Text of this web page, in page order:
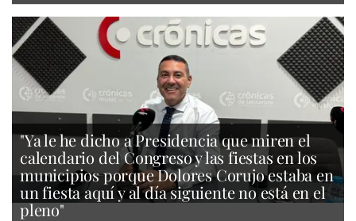
"Ya le he dicho a Presidencia que miren el
calendario del Congreso y las fiestas en los
municipios porque Dolores Corujo estaba en
un fiesta aquí y al día siguiente no está en el
pleno"